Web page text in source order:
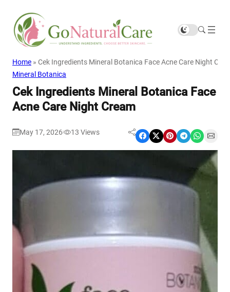
Home » Cek Ingredients Mineral Botanica Face Acne Care Night
Mineral Botanica
Cek Ingredients Mineral Botanica Face
Acne Care Night Cream
May 17, 2026 13 Views Share on Facebook Share on X Share on Pinterest Share on Telegram Share on WhatsApp Share on Email